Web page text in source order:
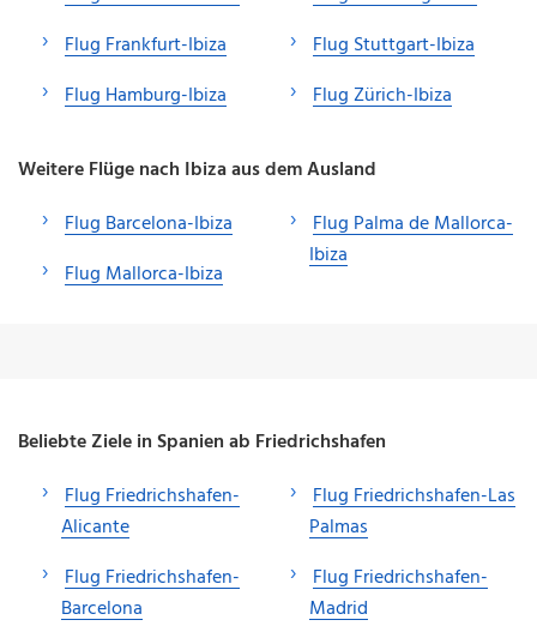
Flug Frankfurt-Ibiza
Flug Hamburg-Ibiza
Flug Stuttgart-Ibiza
Flug Zürich-Ibiza
Weitere Flüge nach Ibiza aus dem Ausland
Flug Barcelona-Ibiza
Flug Mallorca-Ibiza
Flug Palma de Mallorca-
Ibiza
Beliebte Ziele in Spanien ab Friedrichshafen
Flug Friedrichshafen-
Alicante
Flug Friedrichshafen-
Barcelona
Flug Friedrichshafen-Las
Palmas
Flug Friedrichshafen-
Madrid